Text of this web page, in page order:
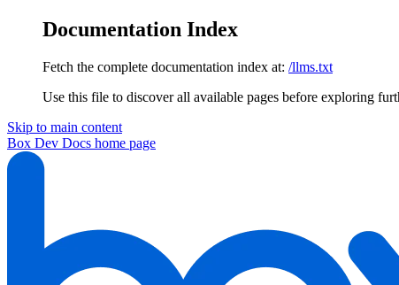
Documentation Index
Fetch the complete documentation index at: /llms.txt
Use this file to discover all available pages before exploring
Skip to main content
Box Dev Docs home page